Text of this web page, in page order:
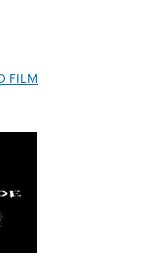
FILM